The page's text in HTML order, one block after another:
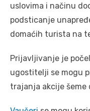
uslovima i načinu
podsticanje
domaćih turista na
Prijavljivanje je
ugostitelji se mogu
trajanja akcije šeme